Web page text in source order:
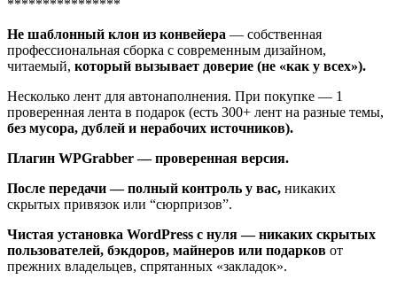
****************
Не шаблонный клон из конвейера — собственная
профессиональная сборка с современным дизайном,
читаемый, который вызывает доверие (не «как у всех»).
Несколько лент для автонаполнения. При покупке — 1
проверенная лента в подарок (есть 300+ лент на разные темы,
без мусора, дублей и нерабочих источников).
Плагин WPGrabber — проверенная версия.
После передачи — полный контроль у вас, никаких
скрытых привязок или “сюрпризов”.
Чистая установка WordPress с нуля — никаких скрытых
пользователей, бэкдоров, майнеров или подарков от
прежних владельцев, спрятанных «закладок».